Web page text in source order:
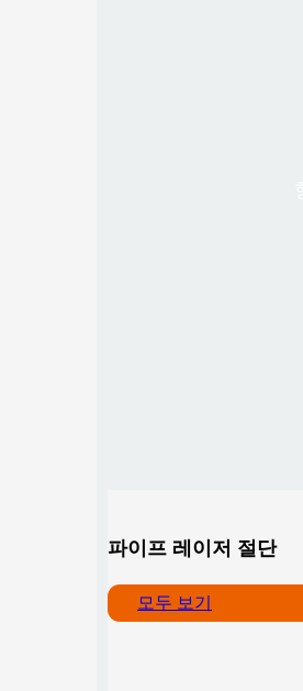
파이프 레이저 절단
모두 보기